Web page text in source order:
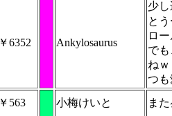
￥6352 Ankylosaurus
少
と
ロ
で
ね
つ
￥563 小梅けいと ま